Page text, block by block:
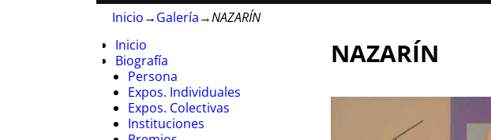
Inicio→Galería→NAZARÍN
NAZARÍN
Inicio
Biografía
Persona
Expos. Individuales
Expos. Colectivas
Instituciones